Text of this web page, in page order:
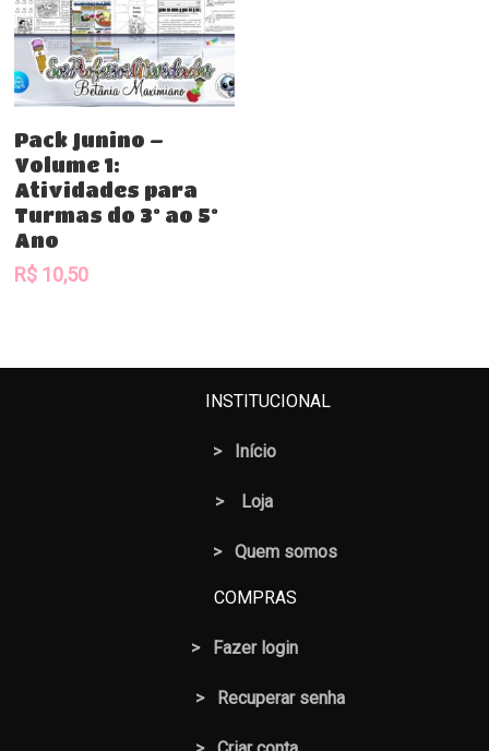
Comprar
Pack Junino –
Volume 1:
Atividades para
Turmas do 3º ao 5º
Ano
R$ 10,50
INSTITUCIONAL
> Início
> Loja
> Quem somos
COMPRAS
> Fazer login
> Recuperar senha